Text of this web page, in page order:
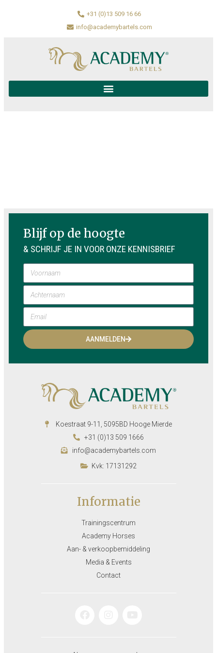
+31 (0)13 509 16 66
info@academybartels.com
Blijf op de hoogte
& SCHRIJF JE IN VOOR ONZE KENNISBRIEF
AANMELDEN
Koestraat 9-11, 5095BD Hooge Mierde
+31 (0)13 509 1666
info@academybartels.com
Kvk: 17131292
Informatie
Trainingscentrum
Academy Horses
Aan- & verkoopbemiddeling
Media & Events
Contact